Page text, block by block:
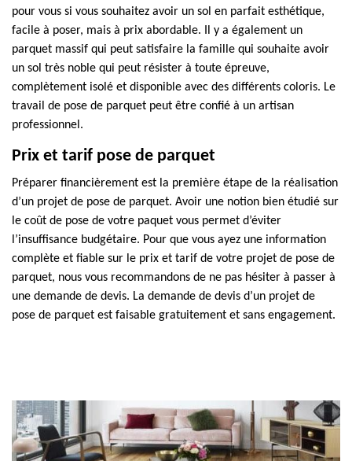
pour vous si vous souhaitez avoir un sol en parfait esthétique,
facile à poser, mais à prix abordable. Il y a également un
parquet massif qui peut satisfaire la famille qui souhaite avoir
un sol très noble qui peut résister à toute épreuve,
complètement isolé et disponible avec des différents coloris. Le
travail de pose de parquet peut être confié à un artisan
professionnel.
Prix et tarif pose de parquet
Préparer financièrement est la première étape de la réalisation
d’un projet de pose de parquet. Avoir une notion bien étudié sur
le coût de pose de votre paquet vous permet d’éviter
l’insuffisance budgétaire. Pour que vous ayez une information
complète et fiable sur le prix et tarif de votre projet de pose de
parquet, nous vous recommandons de ne pas hésiter à passer à
une demande de devis. La demande de devis d’un projet de
pose de parquet est faisable gratuitement et sans engagement.